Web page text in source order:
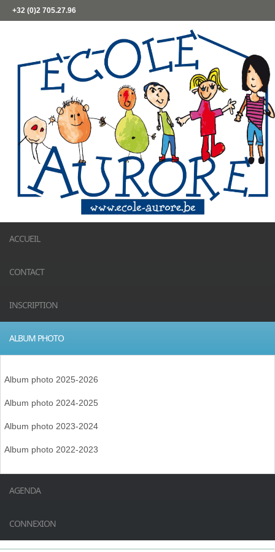
+32 (0)2 705.27.96
ACCUEIL
CONTACT
INSCRIPTION
ALBUM PHOTO
Album photo 2025-2026
Album photo 2024-2025
Album photo 2023-2024
Album photo 2022-2023
AGENDA
CONNEXION